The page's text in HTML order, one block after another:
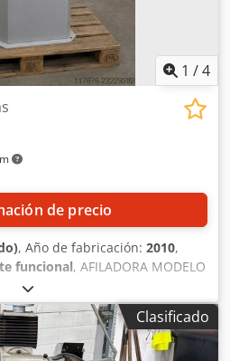
1 /4
de precio
, Año de fabricación: 2010,
funcional, AFILADORA MODELO
TÉCNICAS: Diámetro de
de filos de corte: de 1 a 12
como para el izquierdo) Ángulo
del husillo eléctrico con eje
Clasificado